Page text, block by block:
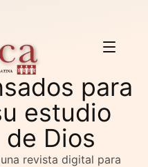
para
estudio
Dios
revista digital para